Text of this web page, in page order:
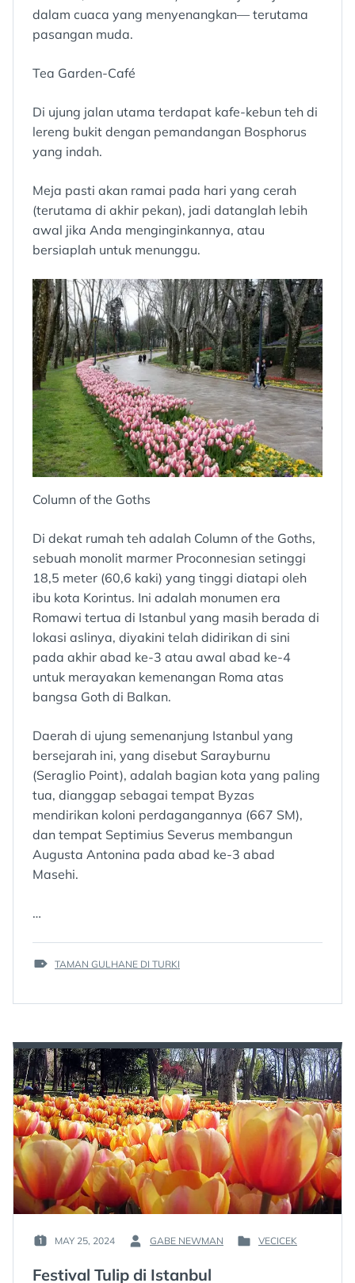
dalam cuaca yang menyenangkan— terutama
pasangan muda.
Tea Garden-Café
Di ujung jalan utama terdapat kafe-kebun teh di
lereng bukit dengan pemandangan Bosphorus
yang indah.
Meja pasti akan ramai pada hari yang cerah
(terutama di akhir pekan), jadi datanglah lebih
awal jika Anda menginginkannya, atau
bersiaplah untuk menunggu.
Column of the Goths
Di dekat rumah teh adalah Column of the Goths,
sebuah monolit marmer Proconnesian setinggi
18,5 meter (60,6 kaki) yang tinggi diatapi oleh
ibu kota Korintus. Ini adalah monumen era
Romawi tertua di Istanbul yang masih berada di
lokasi aslinya, diyakini telah didirikan di sini
pada akhir abad ke-3 atau awal abad ke-4
untuk merayakan kemenangan Roma atas
bangsa Goth di Balkan.
Daerah di ujung semenanjung Istanbul yang
bersejarah ini, yang disebut Sarayburnu
(Seraglio Point), adalah bagian kota yang paling
tua, dianggap sebagai tempat Byzas
mendirikan koloni perdagangannya (667 SM),
dan tempat Septimius Severus membangun
Augusta Antonina pada abad ke-3 abad
Masehi.
…
TAGS
TAMAN GULHANE DI TURKI
POSTED
MAY 25, 2024
BY
GABE NEWMAN
POSTED
VECICEK
Festival Tulip di Istanbul